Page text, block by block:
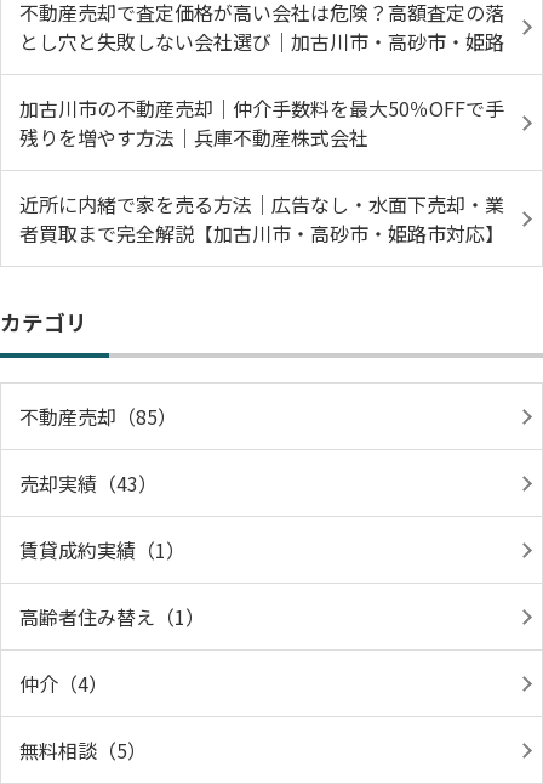
不動産売却で査定価格が高い会社は危険？高額査定の落
とし穴と失敗しない会社選び｜加古川市・高砂市・姫路
加古川市の不動産売却｜仲介手数料を最大50％OFFで手
残りを増やす方法｜兵庫不動産株式会社
近所に内緒で家を売る方法｜広告なし・水面下売却・業
者買取まで完全解説【加古川市・高砂市・姫路市対応】
カテゴリ
不動産売却（85）
売却実績（43）
賃貸成約実績（1）
高齢者住み替え（1）
仲介（4）
無料相談（5）